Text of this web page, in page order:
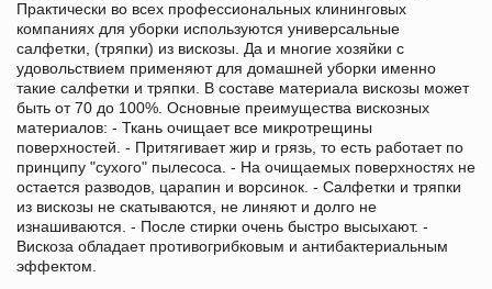
Практически во всех профессиональных клининговых
компаниях для уборки используются универсальные
салфетки, (тряпки) из вискозы. Да и многие хозяйки с
удовольствием применяют для домашней уборки именно
такие салфетки и тряпки. В составе материала вискозы может
быть от 70 до 100%. Основные преимущества вискозных
материалов: - Ткань очищает все микротрещины
поверхностей. - Притягивает жир и грязь, то есть работает по
принципу "сухого" пылесоса. - На очищаемых поверхностях не
остается разводов, царапин и ворсинок. - Салфетки и тряпки
из вискозы не скатываются, не линяют и долго не
изнашиваются. - После стирки очень быстро высыхают. -
Вискоза обладает противогрибковым и антибактериальным
эффектом.